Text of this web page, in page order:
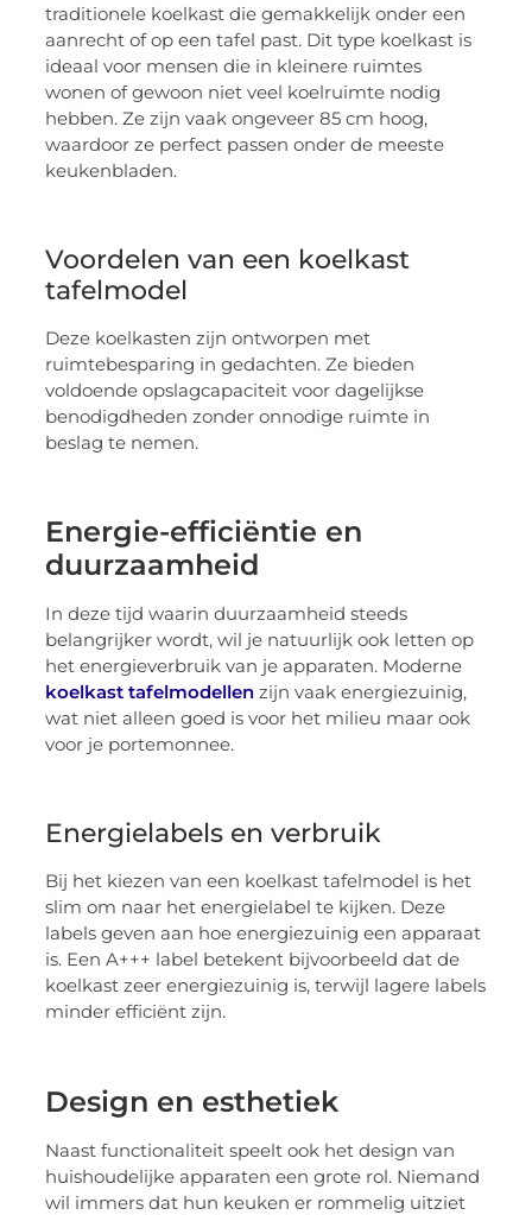
traditionele koelkast die gemakkelijk onder een
aanrecht of op een tafel past. Dit type koelkast is
ideaal voor mensen die in kleinere ruimtes
wonen of gewoon niet veel koelruimte nodig
hebben. Ze zijn vaak ongeveer 85 cm hoog,
waardoor ze perfect passen onder de meeste
keukenbladen.
Voordelen van een koelkast
tafelmodel
Deze koelkasten zijn ontworpen met
ruimtebesparing in gedachten. Ze bieden
voldoende opslagcapaciteit voor dagelijkse
benodigdheden zonder onnodige ruimte in
beslag te nemen.
Energie-efficiëntie en
duurzaamheid
In deze tijd waarin duurzaamheid steeds
belangrijker wordt, wil je natuurlijk ook letten op
het energieverbruik van je apparaten. Moderne
koelkast tafelmodellen zijn vaak energiezuinig,
wat niet alleen goed is voor het milieu maar ook
voor je portemonnee.
Energielabels en verbruik
Bij het kiezen van een koelkast tafelmodel is het
slim om naar het energielabel te kijken. Deze
labels geven aan hoe energiezuinig een apparaat
is. Een A+++ label betekent bijvoorbeeld dat de
koelkast zeer energiezuinig is, terwijl lagere labels
minder efficiënt zijn.
Design en esthetiek
Naast functionaliteit speelt ook het design van
huishoudelijke apparaten een grote rol. Niemand
wil immers dat hun keuken er rommelig uitziet